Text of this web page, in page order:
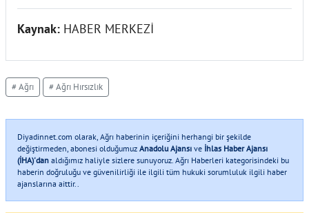
Kaynak: HABER MERKEZİ
# Ağrı # Ağrı Hırsızlık
Diyadinnet.com olarak, Ağrı haberinin içeriğini herhangi bir şekilde
değiştirmeden, abonesi olduğumuz Anadolu Ajansı ve İhlas Haber Ajansı
(İHA)'dan aldığımız haliyle sizlere sunuyoruz. Ağrı Haberleri kategorisindeki bu
haberin doğruluğu ve güvenilirliği ile ilgili tüm hukuki sorumluluk ilgili haber
ajanslarına aittir..